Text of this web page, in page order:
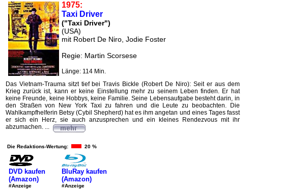
1975:
Taxi Driver
("Taxi Driver")
(USA)
mit Robert De Niro, Jodie Foster
Regie: Martin Scorsese
Länge: 114 Min.
Das Vietnam-Trauma sitzt tief bei Travis Bickle (Robert De Niro): Seit er aus dem
Krieg zurück ist, kann er keine Einstellung mehr zu seinem Leben finden. Er hat
keine Freunde, keine Hobbys, keine Familie. Seine Lebensaufgabe besteht darin, in
den Straßen von New York Taxi zu fahren und die Leute zu beobachten. Die
Wahlkampfhelferin Betsy (Cybil Shepherd) hat es ihm angetan und eines Tages fasst
er sich ein Herz, sie auch anzusprechen und ein kleines Rendezvous mit ihr
abzumachen. ...
Die Redaktions-Wertung: 20 %
DVD kaufen
(Amazon)
#Anzeige
BluRay kaufen
(Amazon)
#Anzeige